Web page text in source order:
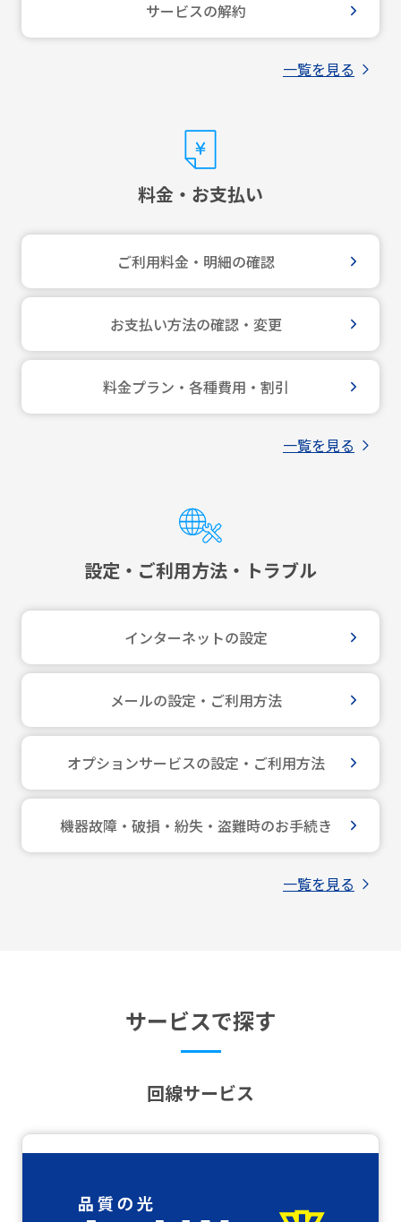
サービスの解約
一覧を見る
料金・お支払い
ご利用料金・明細の確認
お支払い方法の確認・変更
料金プラン・各種費用・割引
一覧を見る
設定・ご利用方法・トラブル
インターネットの設定
メールの設定・ご利用方法
オプションサービスの設定・ご利用方法
機器故障・破損・紛失・盗難時のお手続き
一覧を見る
サービスで探す
回線サービス